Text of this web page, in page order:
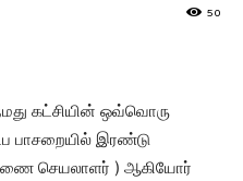
50
கட்சியின் ஒவ்வொரு
பாசறையில் இரண்டு
செயலாளர் ) ஆகியோர்